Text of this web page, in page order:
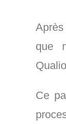
que
Ce